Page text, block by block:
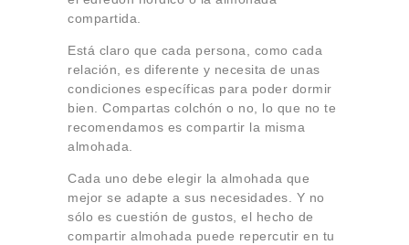
compartida.
Está claro que cada persona, como cada
relación, es diferente y necesita de unas
condiciones específicas para poder dormir
bien. Compartas colchón o no, lo que no te
recomendamos es compartir la misma
almohada.
Cada uno debe elegir la almohada que
mejor se adapte a sus necesidades. Y no
sólo es cuestión de gustos, el hecho de
compartir almohada puede repercutir en tu